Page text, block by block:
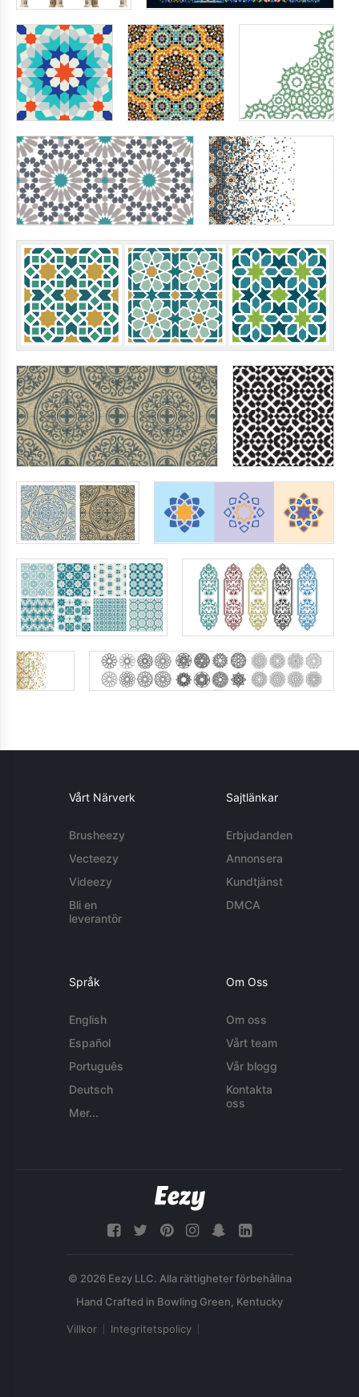
Vårt Närverk
Brusheezy
Vecteezy
Videezy
Bli en
leverantör
Sajtlänkar
Erbjudanden
Annonsera
Kundtjänst
DMCA
Språk
English
Español
Português
Deutsch
Mer...
Om Oss
Om oss
Vårt team
Vår blogg
Kontakta
oss
© 2026 Eezy LLC. Alla rättigheter förbehållna
Villkor Integritetspolicy